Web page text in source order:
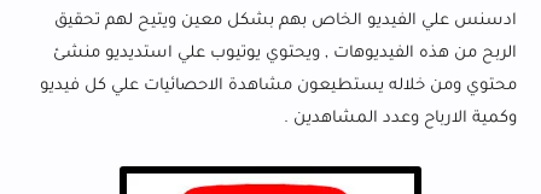
ادسنس علي الفيديو الخاص بهم بشكل معين ويتيح لهم تحقيق
الربح من هذه الفيديوهات , ويحتوي يوتيوب علي استديديو منشئ
محتوي ومن خلاله يستطيعون مشاهدة الاحصائيات علي كل فيديو
وكمية الارباح وعدد المشاهدين .